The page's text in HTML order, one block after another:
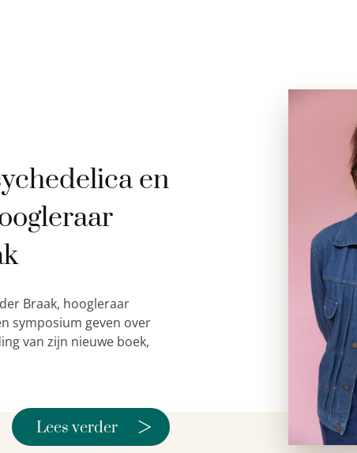
en
Braak, hoogleraar
symposium geven over
van zijn nieuwe boek,
Lees verder >